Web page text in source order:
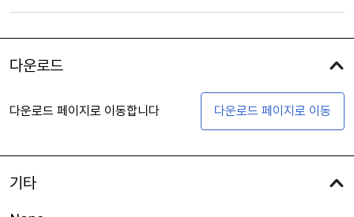
다운로드
다운로드 페이지로 이동합니다 다운로드 페이지로 이동
기타